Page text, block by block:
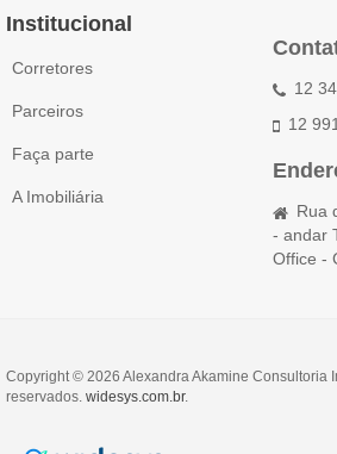
Institucional
Corretores
Parceiros
Faça parte
A Imobiliária
12
12
Rua
- andar
Office -
Copyright © 2026 Alexandra Akamine Consultoria
reservados. widesys.com.br.